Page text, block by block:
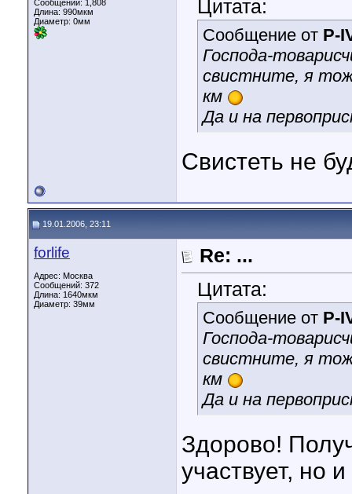
Сообщений: 1,808
Длина: 990мкм
Диаметр: 0мм
Цитата:
Сообщение от P-
Господа-
свистните, я тож
км
Да и на
Свистеть не
19.01.2006, 23:11
forlife
Адрес: Москва
Сообщений: 372
Длина: 1640мкм
Диаметр: 39мм
Re: ...
Цитата:
Сообщение от P-
Господа-
свистните, я тож
км
Да и на
Здорово!
участвует, но